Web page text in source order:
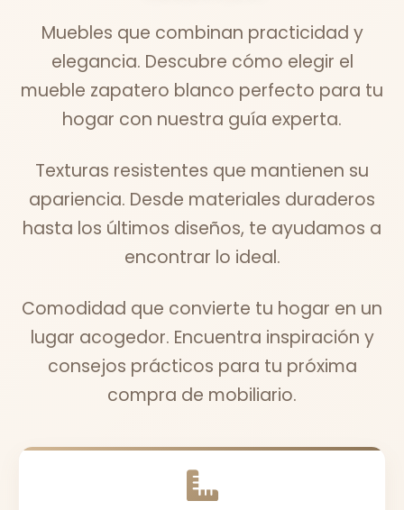
Muebles que combinan practicidad y
elegancia. Descubre cómo elegir el
mueble zapatero blanco perfecto para tu
hogar con nuestra guía experta.
Texturas resistentes que mantienen su
apariencia. Desde materiales duraderos
hasta los últimos diseños, te ayudamos a
encontrar lo ideal.
Comodidad que convierte tu hogar en un
lugar acogedor. Encuentra inspiración y
consejos prácticos para tu próxima
compra de mobiliario.